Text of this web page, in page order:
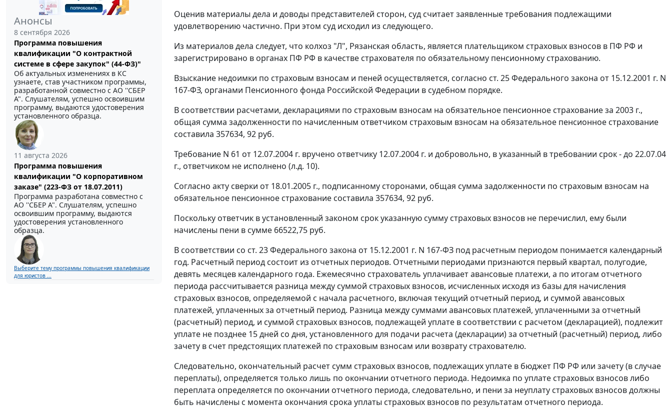
Анонсы
8 сентября 2026
Программа повышения
квалификации "О контрактной
системе в сфере закупок" (44-ФЗ)"
Об актуальных изменениях в КС
узнаете, став участником программы,
разработанной совместно с АО ''СБЕР
А". Слушателям, успешно освоившим
программу, выдаются удостоверения
установленного образца.
11 августа 2026
Программа повышения
квалификации "О корпоративном
заказе" (223-ФЗ от 18.07.2011)
Программа разработана совместно с
АО ''СБЕР А". Слушателям, успешно
освоившим программу, выдаются
удостоверения установленного
образца.
Выберите тему программы повышения квалификации
для юристов ...
Оценив материалы дела и доводы представителей сторон, суд считает заявленные требования подлежащими
удовлетворению частично. При этом суд исходил из следующего.
Из материалов дела следует, что колхоз "Л", Рязанская область, является плательщиком страховых взносов в ПФ РФ и
зарегистрировано в органах ПФ РФ в качестве страхователя по обязательному пенсионному страхованию.
Взыскание недоимки по страховым взносам и пеней осуществляется, согласно ст. 25Федерального закона от 15.12.2001 г. N
167-ФЗ, органами Пенсионного фонда Российской Федерации в судебном порядке.
В соответствии расчетами, декларациями по страховым взносам на обязательное пенсионное страхование за 2003 г.,
общая сумма задолженности по начисленным ответчиком страховым взносам на обязательное пенсионное страхование
составила 357634, 92 руб.
Требование N 61 от 12.07.2004 г. вручено ответчику 12.07.2004 г. и добровольно, в указанный в требовании срок - до 22.07.04
г., ответчиком не исполнено (л.д. 10).
Согласно акту сверки от 18.01.2005 г., подписанному сторонами, общая сумма задолженности по страховым взносам на
обязательное пенсионное страхование составила 357634, 92 руб.
Поскольку ответчик в установленный законом срок указанную сумму страховых взносов не перечислил, ему были
начислены пени в сумме 66522,75 руб.
В соответствии со ст. 23Федерального закона от 15.12.2001 г. N 167-ФЗ под расчетным периодом понимается календарный
год. Расчетный период состоит из отчетных периодов. Отчетными периодами признаются первый квартал, полугодие,
девять месяцев календарного года. Ежемесячно страхователь уплачивает авансовые платежи, а по итогам отчетного
периода рассчитывается разница между суммой страховых взносов, исчисленных исходя из базы для начисления
страховых взносов, определяемой с начала расчетного, включая текущий отчетный период, и суммой авансовых
платежей, уплаченных за отчетный период. Разница между суммами авансовых платежей, уплаченными за отчетный
(расчетный) период, и суммой страховых взносов, подлежащей уплате в соответствии с расчетом (декларацией), подлежит
уплате не позднее 15 дней со дня, установленного для подачи расчета (декларации) за отчетный (расчетный) период, либо
зачету в счет предстоящих платежей по страховым взносам или возврату страхователю.
Следовательно, окончательный расчет сумм страховых взносов, подлежащих уплате в бюджет ПФ РФ или зачету (в случае
переплаты), определяется только лишь по окончании отчетного периода. Недоимка по уплате страховых взносов либо
переплата определяется по окончании отчетного периода, следовательно, и пени за неуплату страховых взносов должны
быть начислены с момента окончания срока уплаты страховых взносов по результатам отчетного периода.